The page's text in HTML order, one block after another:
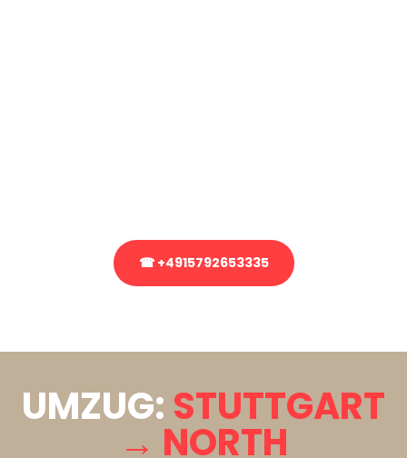
☎ +4915792653335
UMZUG: STUTTGART
→ NORTH